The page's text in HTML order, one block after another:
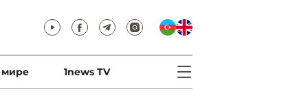
мире 1news TV